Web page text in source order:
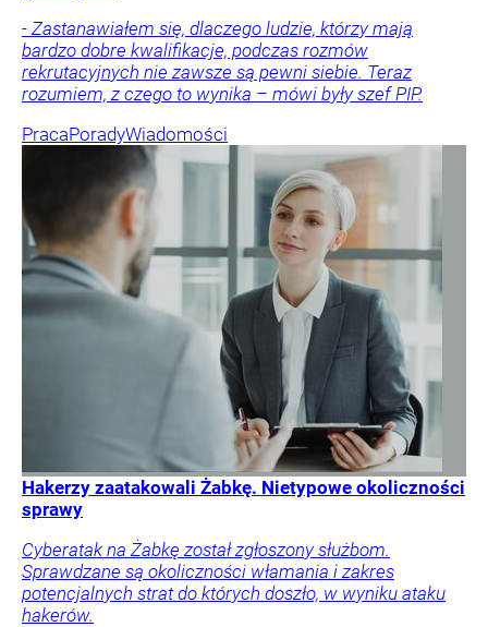
- Zastanawiałem się, dlaczego ludzie, którzy mają
bardzo dobre kwalifikacje, podczas rozmów
rekrutacyjnych nie zawsze są pewni siebie. Teraz
rozumiem, z czego to wynika – mówi były szef PIP.
PracaPoradyWiadomości
Hakerzy zaatakowali Żabkę. Nietypowe okoliczności
sprawy
Cyberatak na Żabkę został zgłoszony służbom.
Sprawdzane są okoliczności włamania i zakres
potencjalnych strat do których doszło, w wyniku ataku
hakerów.